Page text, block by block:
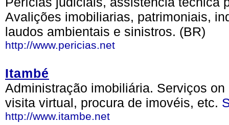
Avalições imobiliarias, patrimoniais,
laudos ambientais e sinistros. (BR)
http://www.pericias.net
Itambé
Administração imobiliária. Serviços
visita virtual, procura de imovéis, etc.
http://www.itambe.net